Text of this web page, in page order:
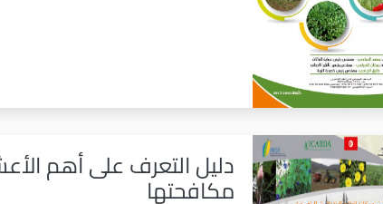
دليل التعرف على أهم
مكافحتها